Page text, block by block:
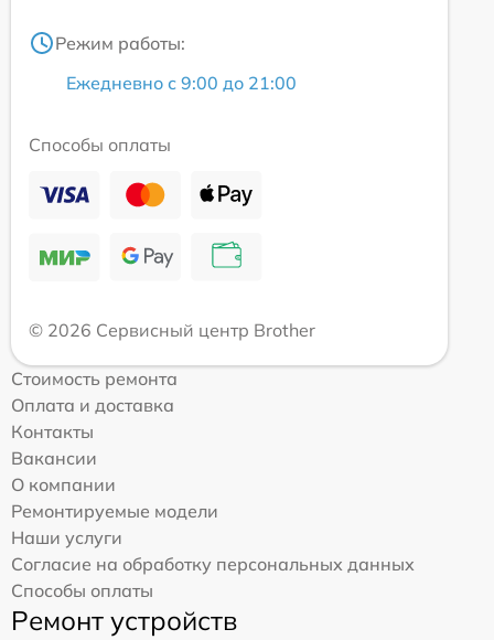
Режим работы:
Ежедневно с 9:00 до 21:00
Способы оплаты
© 2026 Сервисный центр Brother
Стоимость ремонта
Оплата и доставка
Контакты
Вакансии
О компании
Ремонтируемые модели
Наши услуги
Согласие на обработку персональных данных
Способы оплаты
Ремонт устройств